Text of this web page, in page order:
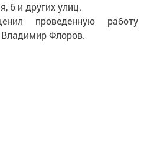
6 и других улиц.
проведенную работу
Владимир Флоров.